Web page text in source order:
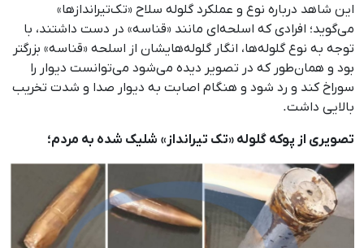
این شاهد درباره نوع و عملکرد گلوله سلاح «تک‌تیراندازها»
می‌گوید؛ افرادی که اسلحه‌ای مانند «قناسه» در دست داشتند، با
توجه به نوع گلوله‌ها، انگار گلوله‌هایشان از اسلحه «قناسه» بزرگتر
بود و همان‌طور که در تصویر دیده می‌شود می‌توانست دیوار را
سوراخ کند و رد شود و هنگام اصابت به دیوار صدا و شدت تخریب
بالایی داشت.
تصویری از پوکه‌ گلوله‌ «تک تیرانداز» شلیک شده به مردم؛